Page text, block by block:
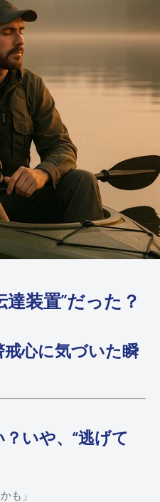
装置”だった？
心に気づいた瞬
？いや、“逃げて
も」